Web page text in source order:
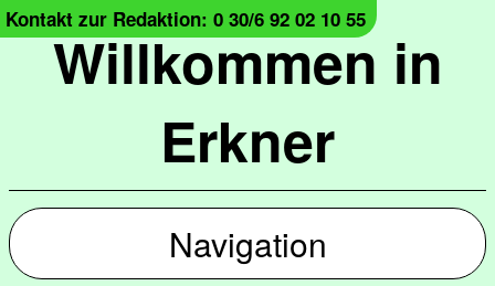
Willkommen in
Erkner
Kontakt zur Redaktion: 0 30/6 92 02 10 55
Navigation